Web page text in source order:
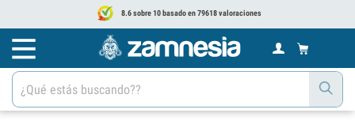
8.6 sobre 10 basado en 79618 valoraciones